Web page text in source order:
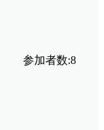
参加者数:8